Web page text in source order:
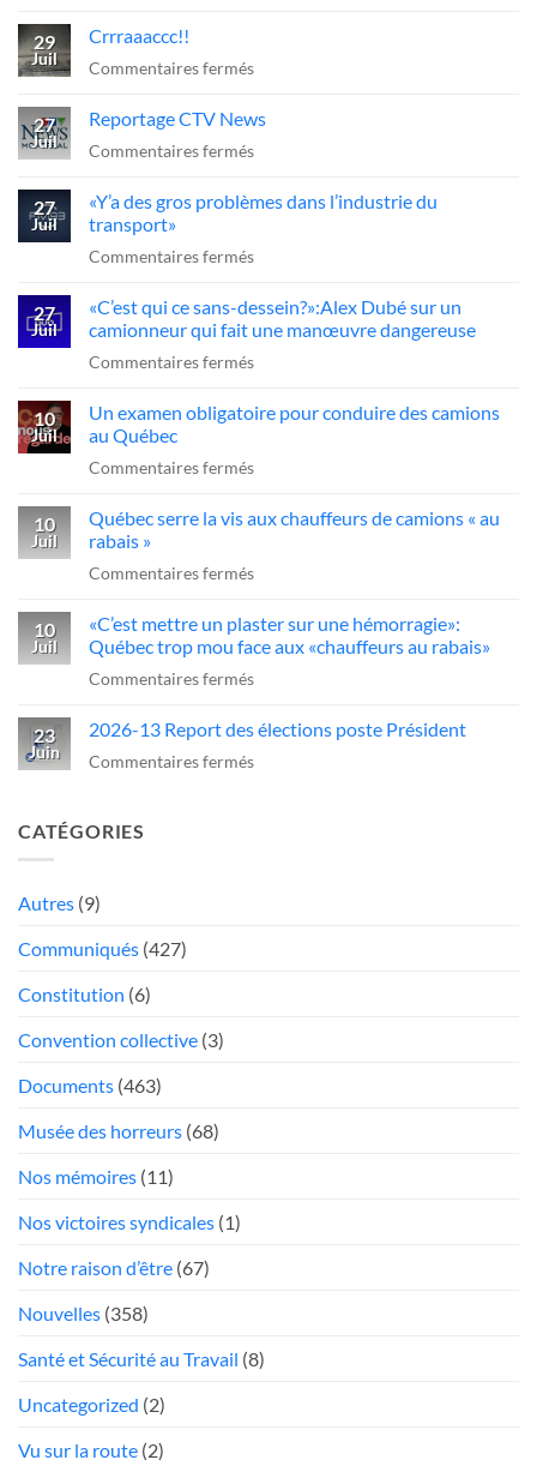
??
à
sur
l’A-
:
chauffeur
la
FCCRQ
presse
d’agir
29
Juil
Crrraaaccc!!
Commentaires ferméssur
27
Juil
Reportage CTV News
Commentaires ferméssur
CTV
27
Juil
«Y’a des gros problèmes dans l’industrie du
transport»
Commentaires ferméssur
des
gros
problèmes
l’industrie
transport»
27
Juil
«C’est qui ce sans-dessein?»:Alex Dubé sur un
camionneur qui fait une manœuvre dangereuse
Commentaires ferméssur
qui
sans-
Dubé
un
qui
manœuvre
dangereuse
10
Juil
Un examen obligatoire pour conduire des camions
au Québec
Commentaires ferméssur
examen
pour
des
camions
au
10
Juil
Québec serre la vis aux chauffeurs de camions « au
rabais »
Commentaires ferméssur
serre
la
vis
chauffeurs
de
10
Juil
«C’est mettre un plaster sur une hémorragie»:
Québec trop mou face aux «chauffeurs au rabais»
Commentaires ferméssur
mettre
un
23
Juin
2026-13 Report des élections poste Président
Commentaires ferméssur
CATÉGORIES
Autres (9)
Communiqués (427)
Constitution (6)
Convention collective (3)
Documents (463)
Musée des horreurs (68)
Nos mémoires (11)
Nos victoires syndicales (1)
Notre raison d’être (67)
Nouvelles (358)
Santé et Sécurité au Travail (8)
Uncategorized (2)
Vu sur la route (2)